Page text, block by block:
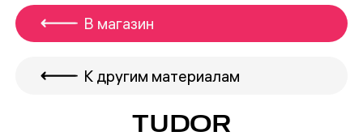
В магазин
К другим материалам
TUDOR